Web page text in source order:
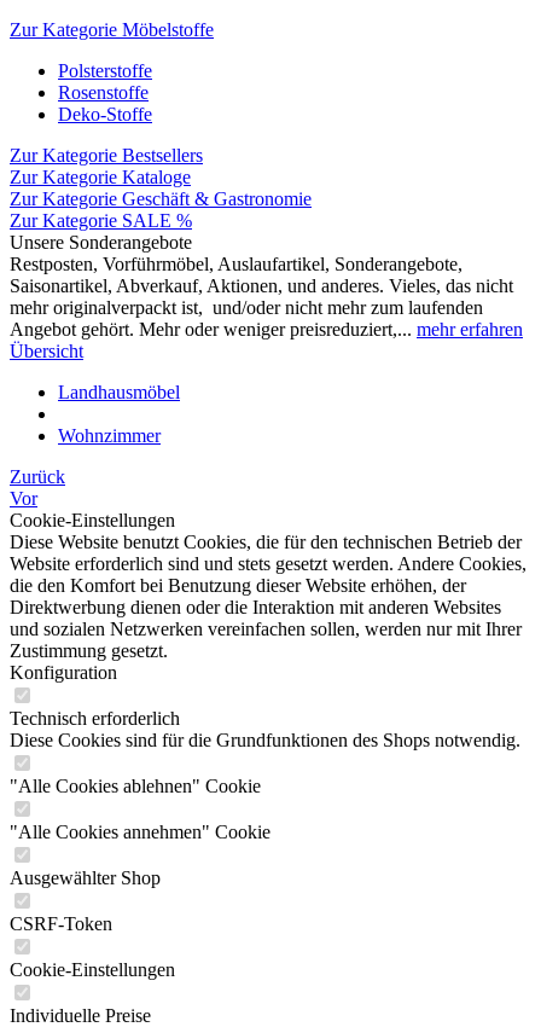
Zur Kategorie Möbelstoffe
Polsterstoffe
Rosenstoffe
Deko-Stoffe
Zur Kategorie Bestsellers
Zur Kategorie Kataloge
Zur Kategorie Geschäft & Gastronomie
Zur Kategorie SALE %
Unsere Sonderangebote
Restposten, Vorführmöbel, Auslaufartikel, Sonderangebote,
Saisonartikel, Abverkauf, Aktionen, und anderes. Vieles, das nicht
mehr originalverpackt ist, und/oder nicht mehr zum laufenden
Angebot gehört. Mehr oder weniger preisreduziert,... mehr erfahren
Übersicht
Landhausmöbel
Wohnzimmer
Zurück
Vor
Cookie-Einstellungen
Diese Website benutzt Cookies, die für den technischen Betrieb der
Website erforderlich sind und stets gesetzt werden. Andere Cookies,
die den Komfort bei Benutzung dieser Website erhöhen, der
Direktwerbung dienen oder die Interaktion mit anderen Websites
und sozialen Netzwerken vereinfachen sollen, werden nur mit Ihrer
Zustimmung gesetzt.
Konfiguration
Technisch erforderlich
Diese Cookies sind für die Grundfunktionen des Shops notwendig.
"Alle Cookies ablehnen" Cookie
"Alle Cookies annehmen" Cookie
Ausgewählter Shop
CSRF-Token
Cookie-Einstellungen
Individuelle Preise